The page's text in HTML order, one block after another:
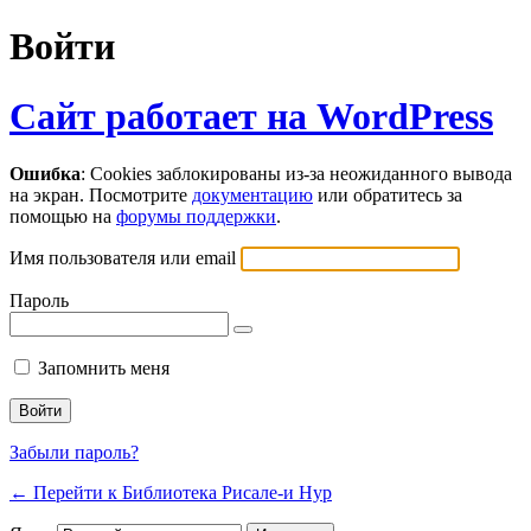
Войти
Сайт работает на WordPress
Ошибка: Cookies заблокированы из-за неожиданного вывода
на экран. Посмотрите документацию или обратитесь за
помощью на форумы поддержки.
Имя пользователя или email
Пароль
Запомнить меня
Забыли пароль?
← Перейти к Библиотека Рисале-и Нур